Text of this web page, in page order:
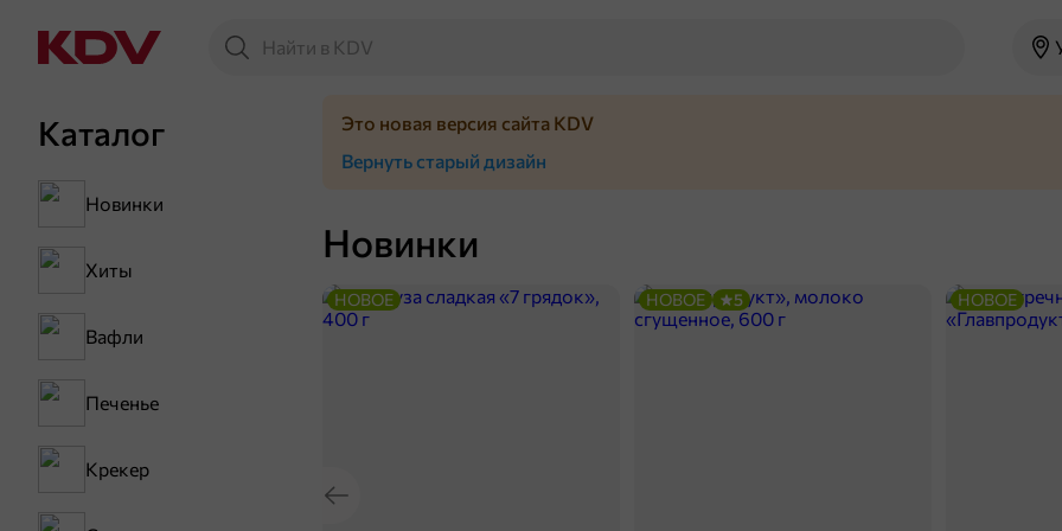
Каталог
Новинки
Хиты
Вафли
Печенье
Крекер
Новинки
НОВОЕ НОВОЕ 5 НОВОЕ
Это новая версия сайта KDV
Вернуть старый дизайн